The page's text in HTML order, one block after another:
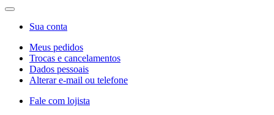
Sua conta
Meus pedidos
Trocas e cancelamentos
Dados pessoais
Alterar e-mail ou telefone
Fale com lojista